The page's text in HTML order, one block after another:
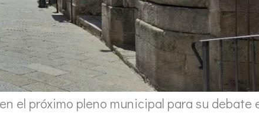
el próximo pleno municipal para su debate